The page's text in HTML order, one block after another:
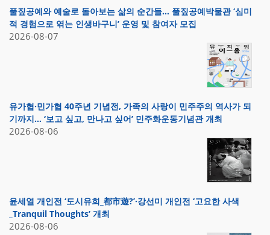
풀짚공예와 예술로 돌아보는 삶의 순간들… 풀짚공예박물관 ‘심미
적 경험으로 엮는 인생바구니’ 운영 및 참여자 모집
2026-08-07
유가협·민가협 40주년 기념전, 가족의 사랑이 민주주의 역사가 되
기까지… ‘보고 싶고, 만나고 싶어’ 민주화운동기념관 개최
2026-08-06
윤세열 개인전 ‘도시유희_都市遊?’·강선미 개인전 ‘고요한 사색
_Tranquil Thoughts’ 개최
2026-08-06